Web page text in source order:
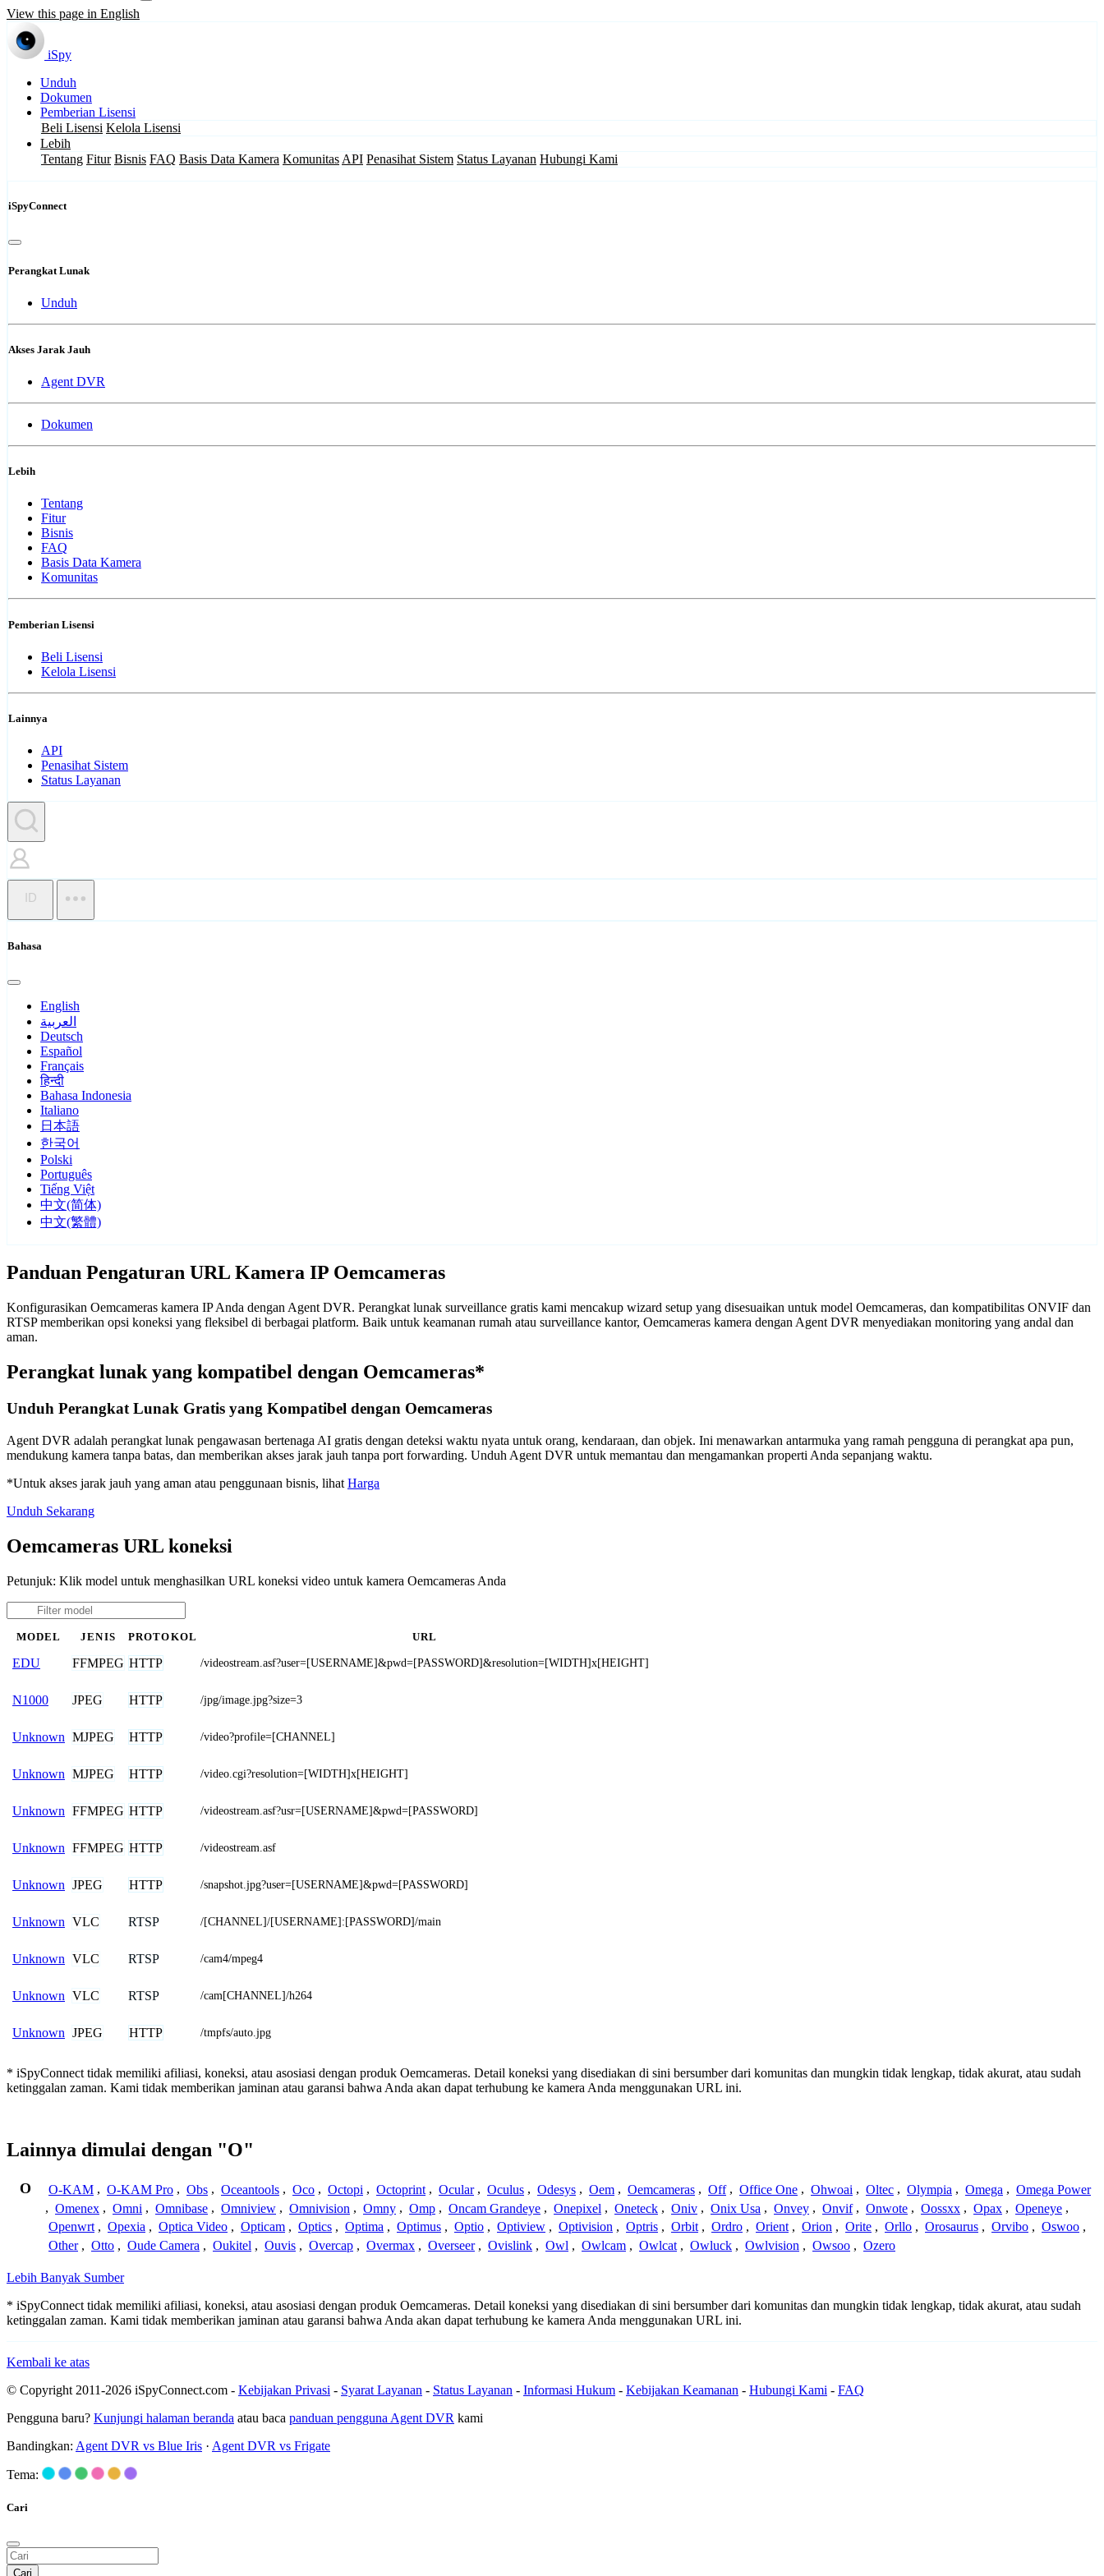
View this page in English
iSpy
Unduh
Dokumen
Pemberian Lisensi
Beli Lisensi Kelola Lisensi
Lebih
Tentang Fitur Bisnis FAQ Basis Data Kamera Komunitas API Penasihat Sistem Status Layanan Hubungi Kami
iSpyConnect
Perangkat Lunak
Unduh
Akses Jarak Jauh
Agent DVR
Dokumen
Lebih
Tentang
Fitur
Bisnis
FAQ
Basis Data Kamera
Komunitas
Pemberian Lisensi
Beli Lisensi
Kelola Lisensi
Lainnya
API
Penasihat Sistem
Status Layanan
ID
Bahasa
English
العربية
Deutsch
Español
Français
हिन्दी
Bahasa Indonesia
Italiano
日本語
한국어
Polski
Português
Tiếng Việt
中文(简体)
中文(繁體)
Panduan Pengaturan URL Kamera IP Oemcameras
Konfigurasikan Oemcameras kamera IP Anda dengan Agent DVR. Perangkat lunak surveillance gratis kami mencakup wizard setup yang disesuaikan untuk model Oemcameras, dan kompatibilitas ONVIF dan
RTSP memberikan opsi koneksi yang fleksibel di berbagai platform. Baik untuk keamanan rumah atau surveillance kantor, Oemcameras kamera dengan Agent DVR menyediakan monitoring yang andal dan
aman.
Perangkat lunak yang kompatibel dengan Oemcameras*
Unduh Perangkat Lunak Gratis yang Kompatibel dengan Oemcameras
Agent DVR adalah perangkat lunak pengawasan bertenaga AI gratis dengan deteksi waktu nyata untuk orang, kendaraan, dan objek. Ini menawarkan antarmuka yang ramah pengguna di perangkat apa pun,
mendukung kamera tanpa batas, dan memberikan akses jarak jauh tanpa port forwarding. Unduh Agent DVR untuk memantau dan mengamankan properti Anda sepanjang waktu.
*Untuk akses jarak jauh yang aman atau penggunaan bisnis, lihat Harga
Unduh Sekarang
Oemcameras URL koneksi
Petunjuk: Klik model untuk menghasilkan URL koneksi video untuk kamera Oemcameras Anda
MODEL JENIS PROTOKOL URL
EDU FFMPEG HTTP /videostream.asf?user=[USERNAME]&pwd=[PASSWORD]&resolution=[WIDTH]x[HEIGHT]
N1000 JPEG HTTP /jpg/image.jpg?size=3
Unknown MJPEG HTTP /video?profile=[CHANNEL]
Unknown MJPEG HTTP /video.cgi?resolution=[WIDTH]x[HEIGHT]
Unknown FFMPEG HTTP /videostream.asf?usr=[USERNAME]&pwd=[PASSWORD]
Unknown FFMPEG HTTP /videostream.asf
Unknown JPEG HTTP /snapshot.jpg?user=[USERNAME]&pwd=[PASSWORD]
Unknown VLC RTSP /[CHANNEL]/[USERNAME]:[PASSWORD]/main
Unknown VLC RTSP /cam4/mpeg4
Unknown VLC RTSP /cam[CHANNEL]/h264
Unknown JPEG HTTP /tmpfs/auto.jpg
* iSpyConnect tidak memiliki afiliasi, koneksi, atau asosiasi dengan produk Oemcameras. Detail koneksi yang disediakan di sini bersumber dari komunitas dan mungkin tidak lengkap, tidak akurat, atau sudah
ketinggalan zaman. Kami tidak memberikan jaminan atau garansi bahwa Anda akan dapat terhubung ke kamera Anda menggunakan URL ini.
Lainnya dimulai dengan "O"
O O-KAM , O-KAM Pro , Obs , Oceantools , Oco , Octopi , Octoprint , Ocular , Oculus , Odesys , Oem , Oemcameras , Off , Office One , Ohwoai , Oltec , Olympia , Omega , Omega Power
, Omenex , Omni , Omnibase , Omniview , Omnivision , Omny , Omp , Oncam Grandeye , Onepixel , Oneteck , Oniv , Onix Usa , Onvey , Onvif , Onwote , Oossxx , Opax , Openeye ,
Openwrt , Opexia , Optica Video , Opticam , Optics , Optima , Optimus , Optio , Optiview , Optivision , Optris , Orbit , Ordro , Orient , Orion , Orite , Orllo , Orosaurus , Orvibo , Oswoo ,
Other , Otto , Oude Camera , Oukitel , Ouvis , Overcap , Overmax , Overseer , Ovislink , Owl , Owlcam , Owlcat , Owluck , Owlvision , Owsoo , Ozero
Lebih Banyak Sumber
* iSpyConnect tidak memiliki afiliasi, koneksi, atau asosiasi dengan produk Oemcameras. Detail koneksi yang disediakan di sini bersumber dari komunitas dan mungkin tidak lengkap, tidak akurat, atau sudah
ketinggalan zaman. Kami tidak memberikan jaminan atau garansi bahwa Anda akan dapat terhubung ke kamera Anda menggunakan URL ini.
Kembali ke atas
© Copyright 2011-2026 iSpyConnect.com - Kebijakan Privasi - Syarat Layanan - Status Layanan - Informasi Hukum - Kebijakan Keamanan - Hubungi Kami - FAQ
Pengguna baru? Kunjungi halaman beranda atau baca panduan pengguna Agent DVR kami
Bandingkan: Agent DVR vs Blue Iris · Agent DVR vs Frigate
Tema:
Cari
Cari